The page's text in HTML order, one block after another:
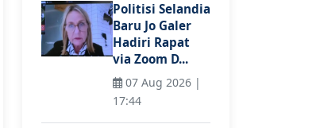
Politisi Selandia
Baru Jo Galer
Hadiri Rapat
via Zoom D...
07 Aug 2026 |
17:44